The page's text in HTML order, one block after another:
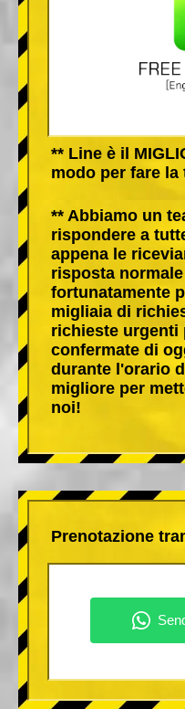
** Line è il
modo per fare
** Abbiamo un
rispondere a
appena le
risposta
fortunatamente
migliaia di
richieste urgenti
confermate di
durante l'orario
migliore per
noi!
Prenotazione